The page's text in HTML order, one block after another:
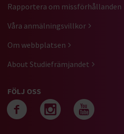
Rapportera om missförhållanden
Våra anmälningsvillkor
Om webbplatsen
About Studiefrämjandet
FÖLJ OSS
Följ oss på
Följ oss
Följ